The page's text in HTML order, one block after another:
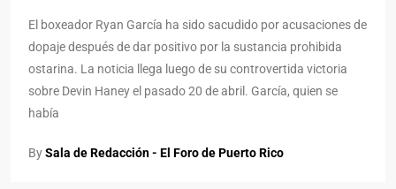
El boxeador Ryan García ha sido sacudido por acusaciones de
dopaje después de dar positivo por la sustancia prohibida
ostarina. La noticia llega luego de su controvertida victoria
sobre Devin Haney el pasado 20 de abril. García, quien se
había
BySala de Redacción - El Foro de Puerto Rico